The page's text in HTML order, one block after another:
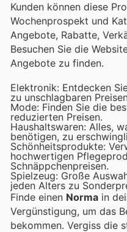
Kunden können diese
Wochenprospekt und
Angebote, Rabatte,
Besuchen Sie die
Angebote zu finden.
Elektronik: Entdecken
zu unschlagbaren
Mode: Finden Sie die
reduzierten Preisen.
Haushaltswaren: Alles,
benötigen, zu
Schönheitsprodukte:
hochwertigen
Schnäppchenpreisen.
Spielzeug: Große
jeden Alters zu
Finde einen Norma in
Vergünstigung, um das
bekommen. Vergiss die